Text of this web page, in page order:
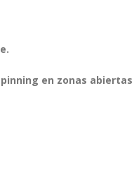
en zonas abiertas